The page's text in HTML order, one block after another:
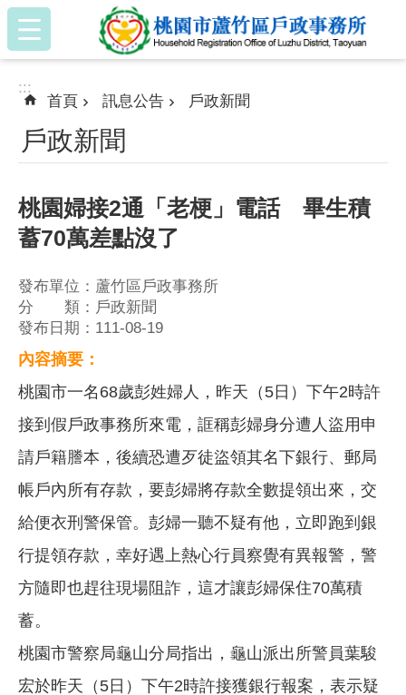
跳到主要內容區塊
:::
:::
首頁 訊息公告 戶政新聞
戶政新聞
桃園婦接2通「老梗」電話 畢生積
蓄70萬差點沒了
發布單位：蘆竹區戶政事務所
分 類：戶政新聞
發布日期：111-08-19
內容摘要：
桃園市一名68歲彭姓婦人，昨天（5日）下午2時許
接到假戶政事務所來電，誆稱彭婦身分遭人盜用申
請戶籍謄本，後續恐遭歹徒盜領其名下銀行、郵局
帳戶內所有存款，要彭婦將存款全數提領出來，交
給便衣刑警保管。彭婦一聽不疑有他，立即跑到銀
行提領存款，幸好遇上熱心行員察覺有異報警，警
方隨即也趕往現場阻詐，這才讓彭婦保住70萬積
蓄。
桃園市警察局龜山分局指出，龜山派出所警員葉駿
宏於昨天（5日）下午2時許接獲銀行報案，表示疑